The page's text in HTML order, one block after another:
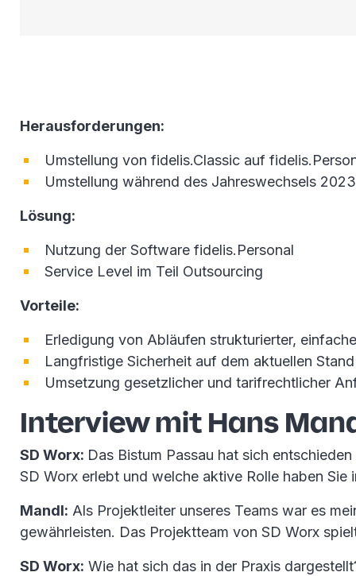
Herausforderungen:
Umstellung von fidelis.Classic auf
Umstellung während des Jahreswechsels
Lösung:
Nutzung der Software fidelis.Personal
Service Level im Teil Outsourcing
Vorteile:
Erledigung von Abläufen strukturierter,
Langfristige Sicherheit auf dem aktuellen
Umsetzung gesetzlicher und tarifrechtlicher
Interview mit Hans
SD Worx: Das Bistum Passau hat sich
SD Worx erlebt und welche aktive Rolle haben Sie
Mandl: Als Projektleiter unseres Teams war es
gewährleisten. Das Projektteam von SD Worx
SD Worx: Wie hat sich das in der Praxis